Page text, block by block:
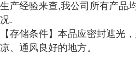
生产经验来查,我公司所有产品
况.
【存储条件】本品应密封遮光
凉、通风良好的地方。